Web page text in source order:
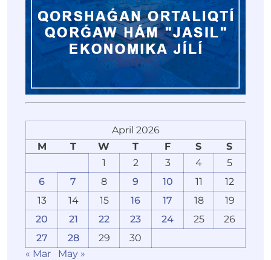
April 2026
M
T W T F S
S
1
2 3 4
5
6
7 8 9 10 11
12
13
14 15 16 17 18
19
20
21 22 23 24 25
26
27
28 29
30
« Mar
May »